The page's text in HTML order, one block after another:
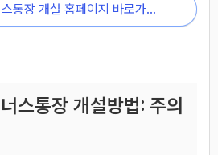
통장 개설 홈페이지 바로가기
스통장 개설방법: 주의